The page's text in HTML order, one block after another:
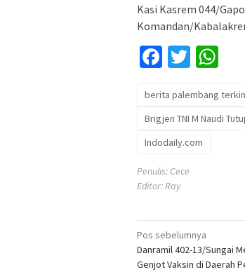
Kasi Kasrem 044/
Komandan/
Facebook
Twitter
berita palembang
Brigjen TNI M Naudi
Indodaily.com
Penulis: Cece
Editor: Ray
Navigasi
pos
Pos sebelumnya
Danramil 402-13/Sungai
Genjot Vaksin di Daerah